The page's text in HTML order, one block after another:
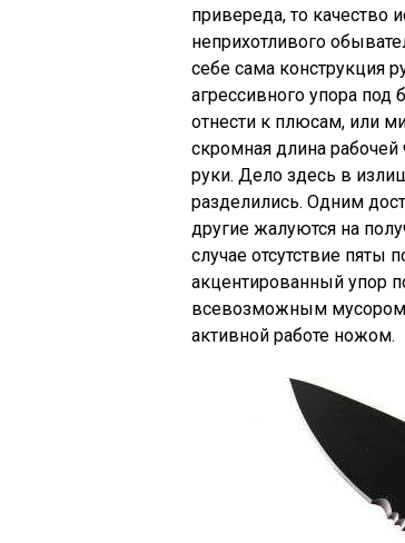
привереда, то качество
неприхотливого
себе сама конструкция
агрессивного упора под
отнести к плюсам, или
скромная длина
руки. Дело здесь в
разделились. Одним
другие жалуются на
случае отсутствие
акцентированный упор
всевозможным мусором
активной работе ножом.